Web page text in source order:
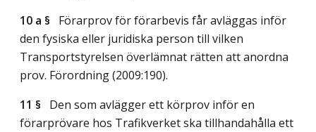
10 a § Förarprov för förarbevis får avläggas inför
den fysiska eller juridiska person till vilken
Transportstyrelsen överlämnat rätten att anordna
prov. Förordning (2009:190).
11 § Den som avlägger ett körprov inför en
förarprövare hos Trafikverket ska tillhandahålla ett